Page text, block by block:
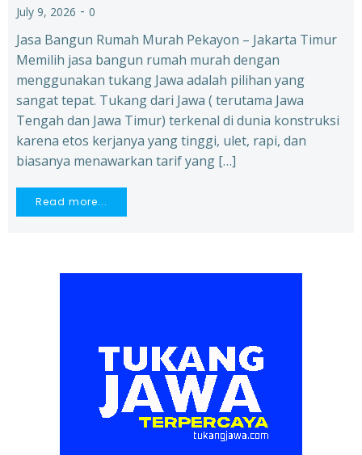
July 9, 2026 - 0
Jasa Bangun Rumah Murah Pekayon – Jakarta Timur
Memilih jasa bangun rumah murah dengan
menggunakan tukang Jawa adalah pilihan yang
sangat tepat. Tukang dari Jawa ( terutama Jawa
Tengah dan Jawa Timur) terkenal di dunia konstruksi
karena etos kerjanya yang tinggi, ulet, rapi, dan
biasanya menawarkan tarif yang […]
Read more...